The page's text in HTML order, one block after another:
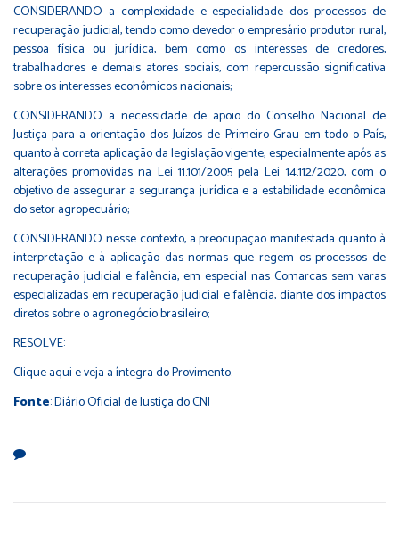
CONSIDERANDO a complexidade e especialidade dos processos de
recuperação judicial, tendo como devedor o empresário produtor rural,
pessoa física ou jurídica, bem como os interesses de credores,
trabalhadores e demais atores sociais, com repercussão significativa
sobre os interesses econômicos nacionais;
CONSIDERANDO a necessidade de apoio do Conselho Nacional de
Justiça para a orientação dos Juízos de Primeiro Grau em todo o País,
quanto à correta aplicação da legislação vigente, especialmente após as
alterações promovidas na Lei 11.101/2005 pela Lei 14.112/2020, com o
objetivo de assegurar a segurança jurídica e a estabilidade econômica
do setor agropecuário;
CONSIDERANDO nesse contexto, a preocupação manifestada quanto à
interpretação e à aplicação das normas que regem os processos de
recuperação judicial e falência, em especial nas Comarcas sem varas
especializadas em recuperação judicial e falência, diante dos impactos
diretos sobre o agronegócio brasileiro;
RESOLVE:
Clique aquie veja a íntegra do Provimento.
Fonte: Diário Oficial de Justiça do CNJ